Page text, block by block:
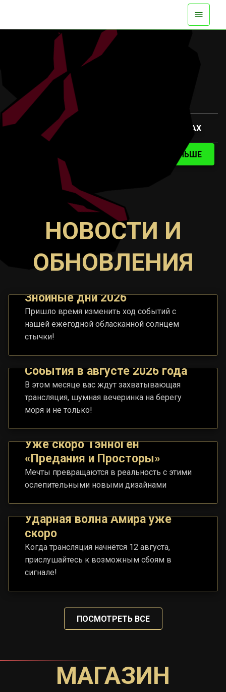
ДОСТУПНО СЕЙЧАС НА ВСЕХ ПЛАТФОРМАХ
УЗНАТЬ БОЛЬШЕ
НОВОСТИ И
ОБНОВЛЕНИЯ
Знойные дни 2026
Пришло время изменить ход событий с
нашей ежегодной обласканной солнцем
стычки!
События в августе 2026 года
В этом месяце вас ждут захватывающая
трансляция, шумная вечеринка на берегу
моря и не только!
Уже скоро ТэнноГен
«Предания и Просторы»
Мечты превращаются в реальность с этими
ослепительными новыми дизайнами
Ударная волна Амира уже
скоро
Когда трансляция начнётся 12 августа,
прислушайтесь к возможным сбоям в
сигнале!
ПОСМОТРЕТЬ ВСЕ
МАГАЗИН